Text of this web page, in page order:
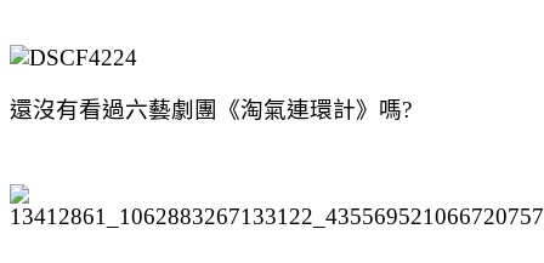
還沒有看過六藝劇團《淘氣連環計》嗎?